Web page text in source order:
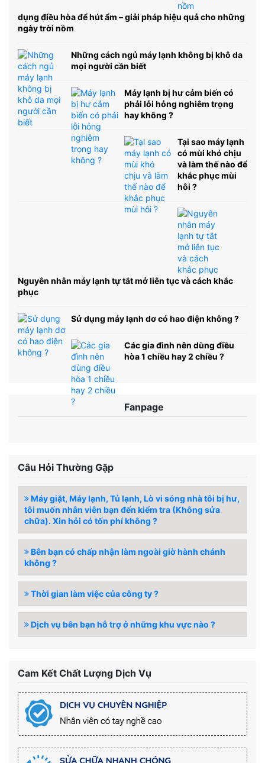
dụng điều hòa để hút ẩm – giải pháp hiệu quả cho những
ngày trời nồm
Những cách ngủ máy lạnh không bị khô da
mọi người cần biết
Máy lạnh bị hư cảm biến có
phải lỗi hỏng nghiêm trọng
hay không ?
Tại sao máy lạnh
có mùi khó chịu
và làm thế nào để
khắc phục mùi
hôi ?
Nguyên nhân máy lạnh tự tắt mở liên tục và cách khắc
phục
Sử dụng máy lạnh dơ có hao điện không ?
Các gia đình nên dùng điều
hòa 1 chiều hay 2 chiều ?
Fanpage
Câu Hỏi Thường Gặp
Máy giặt, Máy lạnh, Tủ lạnh, Lò vi sóng nhà tôi bị hư,
tôi muốn nhân viên bạn đến kiểm tra (Không sửa
chữa). Xin hỏi có tốn phí không ?
Bên bạn có chấp nhận làm ngoài giờ hành chánh
không ?
Thời gian làm việc của công ty ?
Dịch vụ bên bạn hỗ trợ ở những khu vực nào ?
Cam Kết Chất Lượng Dịch Vụ